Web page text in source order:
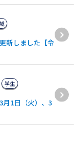
新しました【令
月1日（火）、3
学生